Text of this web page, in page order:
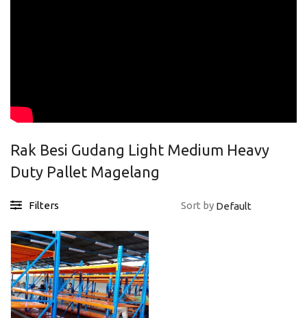
Rak Besi Gudang Light Medium Heavy
Duty Pallet Magelang
Filters Sort by